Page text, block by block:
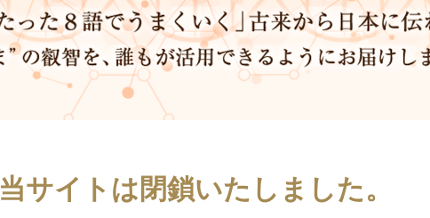
当サイトは 閉鎖いたしました。